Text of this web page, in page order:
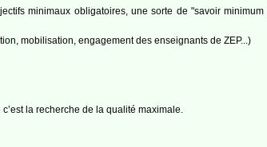
minimaux obligatoires, une sorte de "savoir
mobilisation, engagement des enseignants de ZEP...)
la recherche de la qualité maximale.